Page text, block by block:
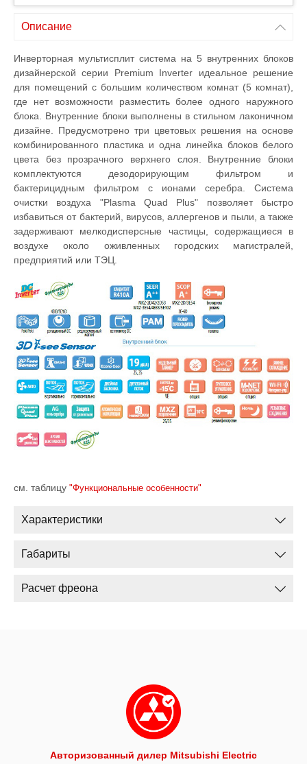
Описание
Инверторная мультисплит система на 5 внутренних блоков
дизайнерской серии Premium Inverter идеальное решение
для помещений с большим количеством комнат (5 комнат),
где нет возможности разместить более одного наружного
блока. Внутренние блоки выполнены в стильном лаконичном
дизайне. Предусмотрено три цветовых решения на основе
комбинированного пластика и одна линейка блоков белого
цвета без прозрачного верхнего слоя. Внутренние блоки
комплектуются дезодорирующим фильтром и
бактерицидным фильтром с ионами серебра. Система
очистки воздуха "Plasma Quad Plus" позволяет быстро
избавиться от бактерий, вирусов, аллергенов и пыли, а также
задерживают мелкодисперсные частицы, содержащиеся в
воздухе около оживленных городских магистралей,
предприятий или ТЭЦ.
см. таблицу "Функциональные особенности"
Характеристики
Габариты
Расчет фреона
Авторизованный дилер Mitsubishi Electric